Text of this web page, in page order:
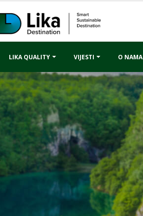
LIKA QUALITY VIJESTI O NAMA